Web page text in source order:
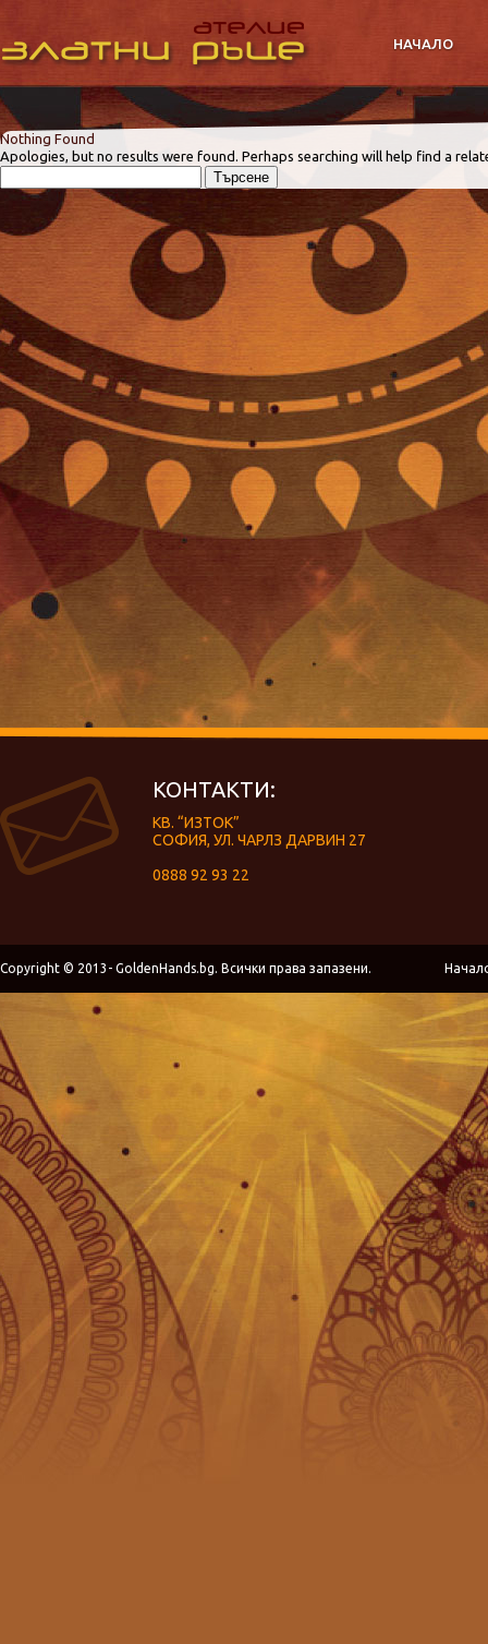
НАЧАЛО
Nothing Found
Apologies, but no results were found. Perhaps searching will help find a
за:
КОНТАКТИ:
КВ. “ИЗТОК”
СОФИЯ, УЛ. ЧАРЛЗ ДАРВИН 27
0888 92 93 22
Copyright © 2013- GoldenHands.bg. Всички права запазени.